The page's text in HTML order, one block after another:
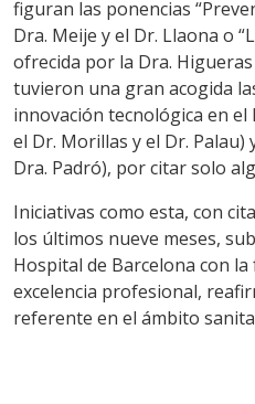
figuran las ponencias
Dra. Meije y el Dr. Llaona o
ofrecida por la Dra.
tuvieron una gran acogida
innovación tecnológica en el
el Dr. Morillas y el Dr. Palau)
Dra. Padró), por citar solo
Iniciativas como esta, con
los últimos nueve meses,
Hospital de Barcelona con
excelencia profesional,
referente en el ámbito